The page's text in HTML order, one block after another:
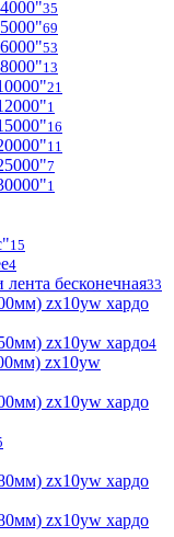
35
69
53
13
21
1
16
11
7
1
15
4
бесконечная33
zx10yw хардо
zx10yw хардо4
zx10yw
zx10yw хардо
zx10yw хардо
zx10yw хардо